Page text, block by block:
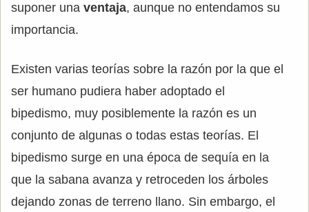
suponer una ventaja, aunque no entendamos su
importancia.
Existen varias teorías sobre la razón por la que el
ser humano pudiera haber adoptado el
bipedismo, muy posiblemente la razón es un
conjunto de algunas o todas estas teorías. El
bipedismo surge en una época de sequía en la
que la sabana avanza y retroceden los árboles
dejando zonas de terreno llano. Sin embargo, el